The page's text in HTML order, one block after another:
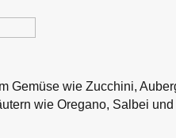
Gemüse wie Zucchini,
wie Oregano, Salbei